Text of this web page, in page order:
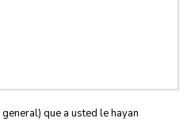
que a usted le hayan